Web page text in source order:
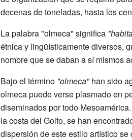
decenas de toneladas, hasta los
La palabra "olmeca" significa
étnica y lingüísticamente diversos,
nombre que se daban a sí mismos
Bajo el término "olmeca"han sido
olmeca puede verse plasmado en
diseminados por todo
la costa del Golfo, se han
dispersión de este estilo artístico